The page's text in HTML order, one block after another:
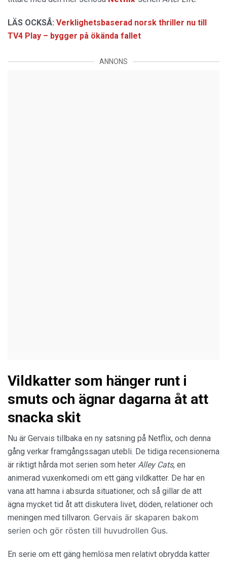
LÄS OCKSÅ: Verklighetsbaserad norsk thriller nu till
TV4 Play – bygger på ökända fallet
ANNONS
Vildkatter som hänger runt i
smuts och ägnar dagarna åt att
snacka skit
Nu är Gervais tillbaka en ny satsning på Netflix, och denna
gång verkar framgångssagan utebli. De tidiga recensionerna
är riktigt hårda mot serien som heter Alley Cats, en
animerad vuxenkomedi om ett gäng vildkatter. De har en
vana att hamna i absurda situationer, och så gillar de att
ägna mycket tid åt att diskutera livet, döden, relationer och
meningen med tillvaron. Gervais är skaparen bakom
serien och gör rösten till huvudrollen Gus.
En serie om ett gäng hemlösa men relativt obrydda katter